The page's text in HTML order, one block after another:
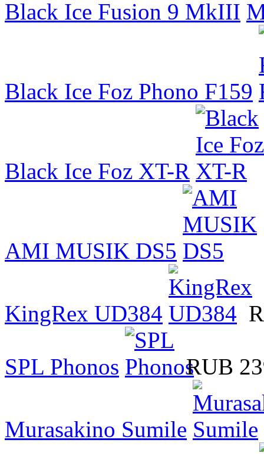
Black Ice Fusion 9 MkIII
Black Ice Foz Phono F159
Black Ice Foz XT-R
AMI MUSIK DS5
KingRex UD384
SPL Phonos RUB
Murasakino Sumile